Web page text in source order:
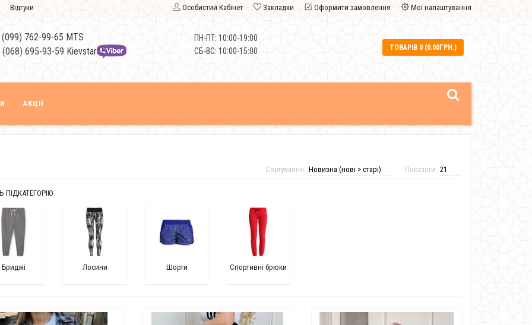
Відгуки Особистий Кабінет Закладки Оформити замовлення Мої налаштування
762-99-65 MTS
(068) 695-93-59 Kievstar
ПН-ПТ: 10:00-19:00
СБ-ВС: 10:00-15:00
ТОВАРІВ 0 (0.00ГРН.)
АКЦІЇ
Показати:
Сортування:
ПІДКАТЕГОРІЮ
Бриджі Лосини Шорти Спортивні брюки